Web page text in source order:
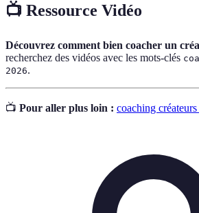
📺 Ressource Vidéo
Découvrez comment bien coacher un
recherchez des vidéos avec les mots-clés
2026.
📺 Pour aller plus loin : coaching